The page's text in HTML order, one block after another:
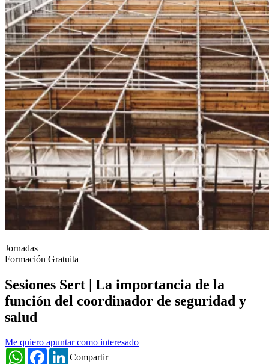
Jornadas
Formación Gratuita
Sesiones Sert | La importancia de la
función del coordinador de seguridad y
salud
Me quiero apuntar como interesado
Compartir
WhatsAppFacebookLinkedIn